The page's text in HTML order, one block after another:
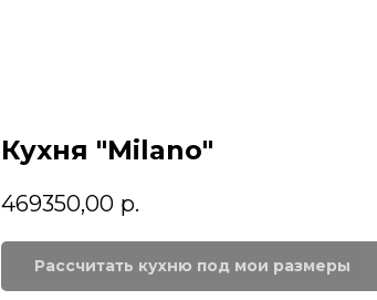
Кухня "Milano"
469350,00 р.
Рассчитать кухню под мои размеры